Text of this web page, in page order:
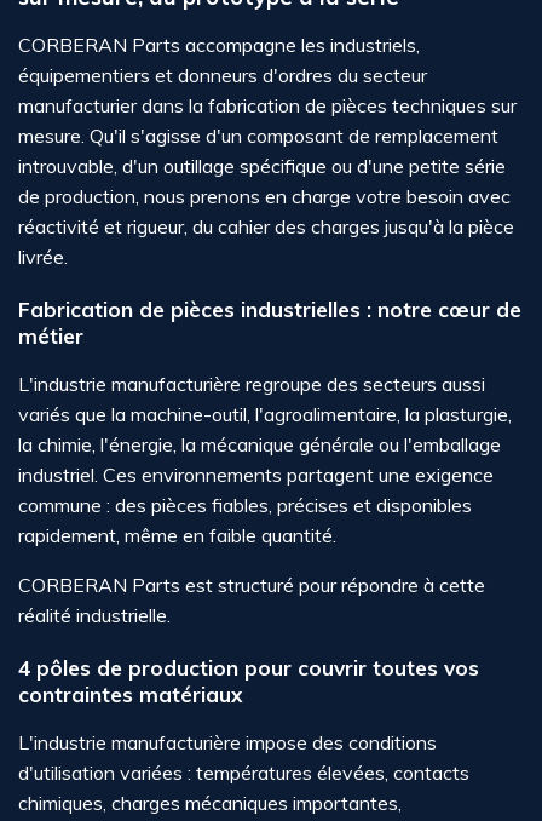
CORBERAN Parts accompagne les industriels,
équipementiers et donneurs d'ordres du secteur
manufacturier dans la fabrication de pièces techniques sur
mesure. Qu'il s'agisse d'un composant de remplacement
introuvable, d'un outillage spécifique ou d'une petite série
de production, nous prenons en charge votre besoin avec
réactivité et rigueur, du cahier des charges jusqu'à la pièce
livrée.
Fabrication de pièces industrielles : notre cœur de
métier
L'industrie manufacturière regroupe des secteurs aussi
variés que la machine-outil, l'agroalimentaire, la plasturgie,
la chimie, l'énergie, la mécanique générale ou l'emballage
industriel. Ces environnements partagent une exigence
commune : des pièces fiables, précises et disponibles
rapidement, même en faible quantité.
CORBERAN Parts est structuré pour répondre à cette
réalité industrielle.
4 pôles de production pour couvrir toutes vos
contraintes matériaux
L'industrie manufacturière impose des conditions
d'utilisation variées : températures élevées, contacts
chimiques, charges mécaniques importantes,